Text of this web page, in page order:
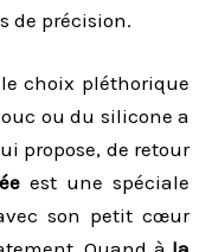
de précision.
choix pléthorique
ou du silicone a
propose, de retour
est une spéciale
son petit cœur